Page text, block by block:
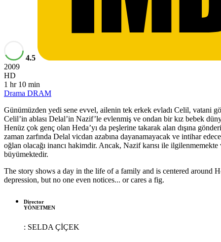
4.5
2009
HD
1 hr 10 min
Drama DRAM
Günümüzden yedi sene evvel, ailenin tek erkek evladı Celil, vatani
Celil’in ablası Delal’in Nazif’le evlenmiş ve ondan bir kız bebek
Henüz çok genç olan Heda’yı da peşlerine takarak alan dışına
zaman zarfında Delal vicdan azabına dayanamayacak ve intihar
oğlan olacağı inancı hakimdir. Ancak, Nazif karısı ile
büyümektedir.
The story shows a day in the life of a family and is centered around
depression, but no one even notices... or cares a fig.
Director
YÖNETMEN
: SELDA ÇİÇEK